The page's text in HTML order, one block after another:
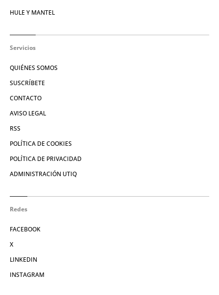
HULE Y MANTEL
Servicios
QUIÉNES SOMOS
SUSCRÍBETE
CONTACTO
AVISO LEGAL
RSS
POLÍTICA DE COOKIES
POLÍTICA DE PRIVACIDAD
ADMINISTRACIÓN UTIQ
Redes
FACEBOOK
X
LINKEDIN
INSTAGRAM